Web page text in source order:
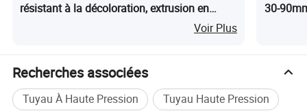
• conduites de liquide de
refroidissement du condenseur
résistant à la décoloration, extrusion en
Voir Plus
30-
Recherches associées
Tuyau À Haute Pression
Tuyau Haute Pression